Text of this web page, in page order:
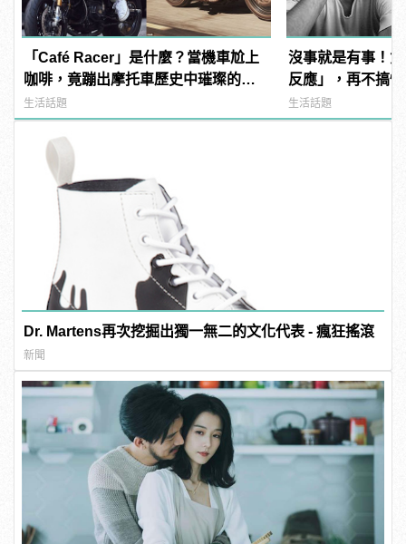
「Café Racer」是什麼？當機車尬上
咖啡，竟蹦出摩托車歷史中璀璨的火
花！？
生活話題
沒事就是有事！
反應」，再不搞
生活話題
Dr. Martens再次挖掘出獨一無二的文化代表 - 瘋狂搖滾
新聞